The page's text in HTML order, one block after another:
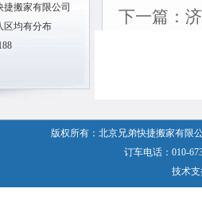
搬家有限公司
区均有分布
下一篇：
版权所有：北京兄弟快捷搬家有限
订车电话：010-
技术